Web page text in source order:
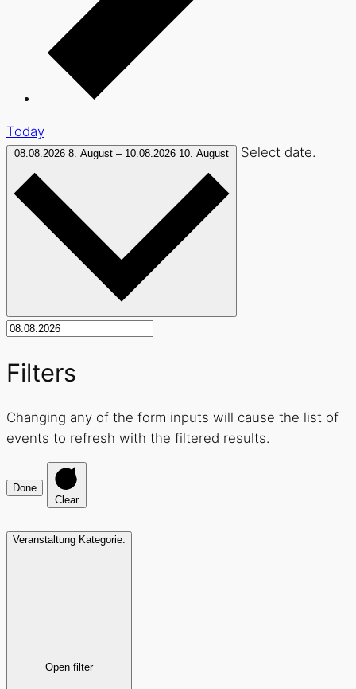
Today
08.08.2026 8. August – 10.08.2026 10. August Select date.
Filters
Changing any of the form inputs will cause the list of
events to refresh with the filtered results.
Done
Clear
Veranstaltung Kategorie:
Open filter